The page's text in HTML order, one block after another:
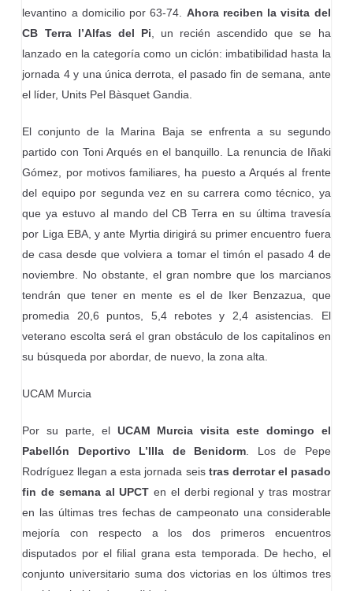
levantino a domicilio por 63-74. Ahora reciben la visita del
CB Terra l’Alfas del Pi, un recién ascendido que se ha
lanzado en la categoría como un ciclón: imbatibilidad hasta la
jornada 4 y una única derrota, el pasado fin de semana, ante
el líder, Units Pel Bàsquet Gandia.
El conjunto de la Marina Baja se enfrenta a su segundo
partido con Toni Arqués en el banquillo. La renuncia de Iñaki
Gómez, por motivos familiares, ha puesto a Arqués al frente
del equipo por segunda vez en su carrera como técnico, ya
que ya estuvo al mando del CB Terra en su última travesía
por Liga EBA, y ante Myrtia dirigirá su primer encuentro fuera
de casa desde que volviera a tomar el timón el pasado 4 de
noviembre. No obstante, el gran nombre que los marcianos
tendrán que tener en mente es el de Iker Benzazua, que
promedia 20,6 puntos, 5,4 rebotes y 2,4 asistencias. El
veterano escolta será el gran obstáculo de los capitalinos en
su búsqueda por abordar, de nuevo, la zona alta.
UCAM Murcia
Por su parte, el UCAM Murcia visita este domingo el
Pabellón Deportivo L’Illa de Benidorm. Los de Pepe
Rodríguez llegan a esta jornada seis tras derrotar el pasado
fin de semana al UPCT en el derbi regional y tras mostrar
en las últimas tres fechas de campeonato una considerable
mejoría con respecto a los dos primeros encuentros
disputados por el filial grana esta temporada. De hecho, el
conjunto universitario suma dos victorias en los últimos tres